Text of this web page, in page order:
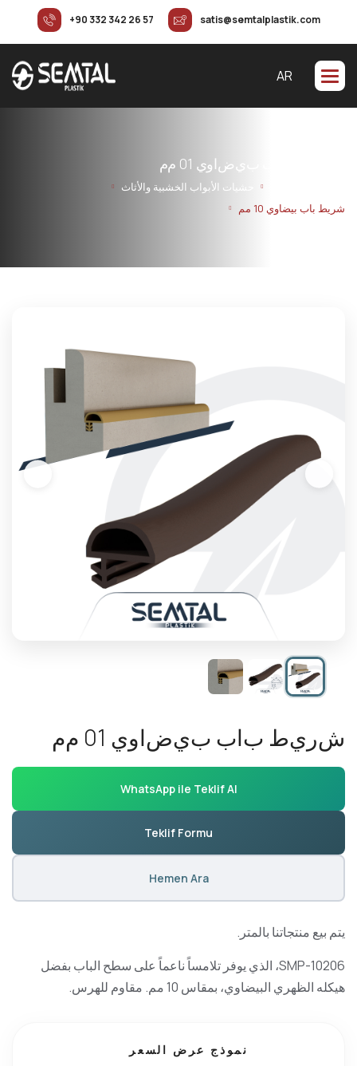
+90 332 342 26 57 satis@semtalplastik.com
AR
يضاوي 1
0 مم
حشيات الأبواب الخشبية والأثاث
شريط باب بيضاوي 10 مم
شر يط باب بيضاوي 1
0 مم
WhatsApp ile Teklif Al
Teklif Formu
Hemen Ara
يتم بيع منتجاتنا بالمتر.
SMP-10206، الذي يوفر تلامساً ناعماً على سطح الباب بفضل
هيكله الظهري البيضاوي، بمقاس 10 مم. مقاوم للهرس.
نموذج عرض السعر